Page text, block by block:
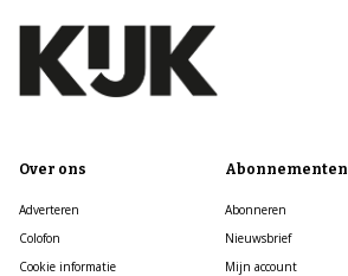
Over ons
Adverteren
Colofon
Cookie informatie
Abonnementen
Abonneren
Nieuwsbrief
Mijn account